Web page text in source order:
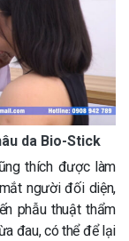
da Bio-Stick
thích được làm
người đối diện,
phẫu thuật thẩm
đau, có thể để lại